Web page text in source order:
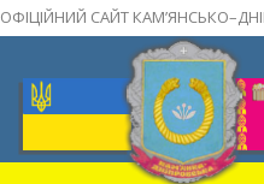
ОФІЦІЙНИЙ САЙТ